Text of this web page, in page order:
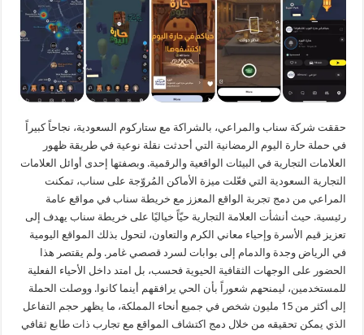
حققت شركة سناب والمراعي، بالشراكة مع ستاركوم السعودية، نجاحاً كبيراً
في حملة حارة اليوم الرمضانية التي أحدثت نقلة نوعية في طريقة ظهور
العلامات التجارية في البيئات الواقعية والرقمية. وبصفتها إحدى أوائل العلامات
التجارية السعودية التي فعّلت ميزة الأماكن المُروّجة على سناب، تمكنت
المراعي من دمج تجربة الواقع المعزز مع خريطة سناب في مواقع عامة
رئيسية. حيث أنشأت العلامة التجارية حيّاً خياليًا على خريطة سناب يهدف إلى
تعزيز قيم الأسرة وإحياء معاني الكرم والتعاون، لتحول بذلك المواقع اليومية
في الرياض وجدة والدمام إلى بوابات لسرد قصصي غامر. ولم يقتصر هذا
الحضور على الوجهات الثقافية الحيوية فحسب، بل امتد داخل الأحياء الفعلية
للمستخدمين، ليمنحهم شعوراً بأن الحي يرافقهم أينما كانوا. ووصلت الحملة
إلى أكثر من 15 مليون شخص في جميع أنحاء المملكة، ما يظهر حجم التفاعل
الذي يمكن تحقيقه من خلال دمج اكتشاف المواقع مع تجارب ذات طابع ثقافي